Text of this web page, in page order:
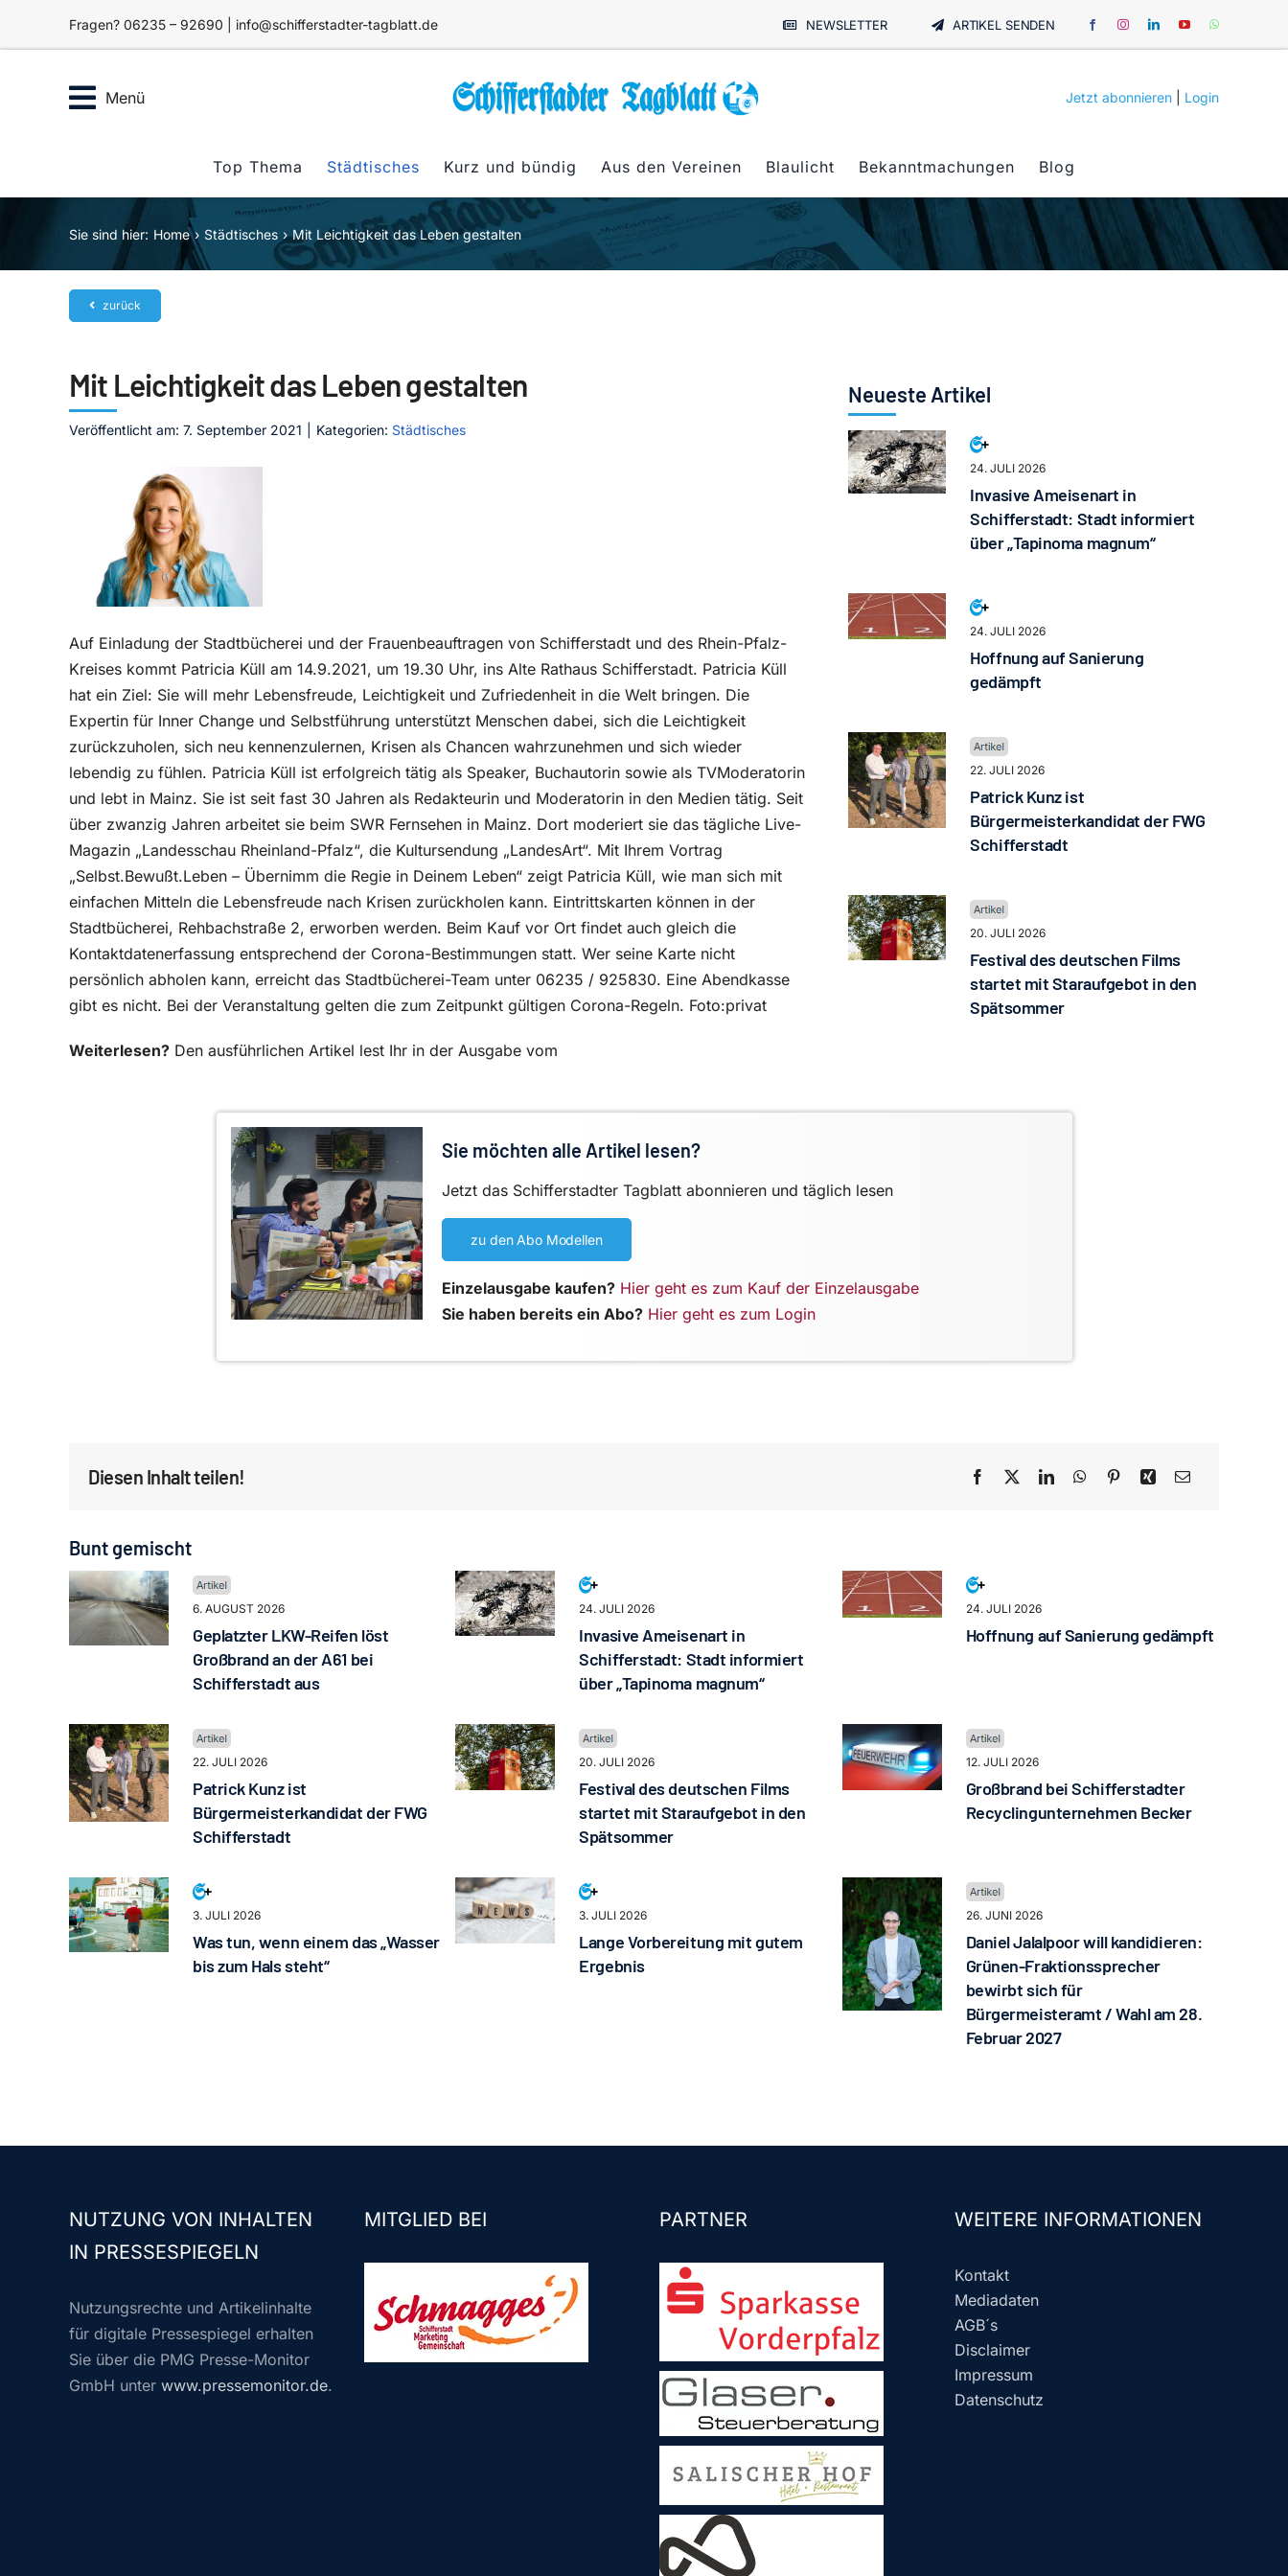
Fragen? 06235 – 92690 | info@schifferstadter-tagblatt.de NEWSLETTER ARTIKEL SENDEN
Menü Jetzt abonnieren Login
Top Thema Städtisches Kurz und bündig Aus den Vereinen Blaulicht Bekanntmachungen Blog
Sie sind hier: Home Städtisches Mit Leichtigkeit das Leben gestalten
zurück
Mit Leichtigkeit das Leben gestalten
Veröffentlicht am: 7. September 2021 Kategorien: Städtisches
Auf Einladung der Stadtbücherei und der Frauenbeauftragen von Schifferstadt und des Rhein-Pfalz-
Kreises kommt Patricia Küll am 14.9.2021, um 19.30 Uhr, ins Alte Rathaus Schifferstadt. Patricia Küll
hat ein Ziel: Sie will mehr Lebensfreude, Leichtigkeit und Zufriedenheit in die Welt bringen. Die
Expertin für Inner Change und Selbstführung unterstützt Menschen dabei, sich die Leichtigkeit
zurückzuholen, sich neu kennenzulernen, Krisen als Chancen wahrzunehmen und sich wieder
lebendig zu fühlen. Patricia Küll ist erfolgreich tätig als Speaker, Buchautorin sowie als TVModeratorin
und lebt in Mainz. Sie ist seit fast 30 Jahren als Redakteurin und Moderatorin in den Medien tätig. Seit
über zwanzig Jahren arbeitet sie beim SWR Fernsehen in Mainz. Dort moderiert sie das tägliche Live-
Magazin „Landesschau Rheinland-Pfalz“, die Kultursendung „LandesArt“. Mit Ihrem Vortrag
„Selbst.Bewußt.Leben – Übernimm die Regie in Deinem Leben“ zeigt Patricia Küll, wie man sich mit
einfachen Mitteln die Lebensfreude nach Krisen zurückholen kann. Eintrittskarten können in der
Stadtbücherei, Rehbachstraße 2, erworben werden. Beim Kauf vor Ort findet auch gleich die
Kontaktdatenerfassung entsprechend der Corona-Bestimmungen statt. Wer seine Karte nicht
persönlich abholen kann, erreicht das Stadtbücherei-Team unter 06235 / 925830. Eine Abendkasse
gibt es nicht. Bei der Veranstaltung gelten die zum Zeitpunkt gültigen Corona-Regeln. Foto:privat
Weiterlesen? Den ausführlichen Artikel lest Ihr in der Ausgabe vom
Neueste Artikel
24. JULI 2026
Invasive Ameisenart in
Schifferstadt: Stadt informiert
über „Tapinoma magnum“
24. JULI 2026
Hoffnung auf Sanierung
gedämpft
22. JULI 2026
Patrick Kunz ist
Bürgermeisterkandidat der FWG
Schifferstadt
20. JULI 2026
Festival des deutschen Films
startet mit Staraufgebot in den
Spätsommer
Sie möchten alle Artikel lesen?
Jetzt das Schifferstadter Tagblatt abonnieren und täglich lesen
zu den Abo Modellen
Einzelausgabe kaufen? Hier geht es zum Kauf der Einzelausgabe
Sie haben bereits ein Abo? Hier geht es zum Login
Diesen Inhalt teilen!
Bunt gemischt
6. AUGUST 2026
Geplatzter LKW-Reifen löst
Großbrand an der A61 bei
Schifferstadt aus
24. JULI 2026
Invasive Ameisenart in
Schifferstadt: Stadt informiert
über „Tapinoma magnum“
24. JULI 2026
Hoffnung auf Sanierung gedämpft
22. JULI 2026
Patrick Kunz ist
Bürgermeisterkandidat der FWG
Schifferstadt
20. JULI 2026
Festival des deutschen Films
startet mit Staraufgebot in den
Spätsommer
12. JULI 2026
Großbrand bei Schifferstadter
Recyclingunternehmen Becker
3. JULI 2026
Was tun, wenn einem das „Wasser
bis zum Hals steht“
3. JULI 2026
Lange Vorbereitung mit gutem
Ergebnis
26. JUNI 2026
Daniel Jalalpoor will kandidieren:
Grünen-Fraktionssprecher
bewirbt sich für
Bürgermeisteramt / Wahl am 28.
Februar 2027
NUTZUNG VON INHALTEN
IN PRESSESPIEGELN
Nutzungsrechte und Artikelinhalte
für digitale Pressespiegel erhalten
Sie über die PMG Presse-Monitor
GmbH unter www.pressemonitor.de.
MITGLIED BEI PARTNER WEITERE INFORMATIONEN
Kontakt
Mediadaten
AGB´s
Disclaimer
Impressum
Datenschutz